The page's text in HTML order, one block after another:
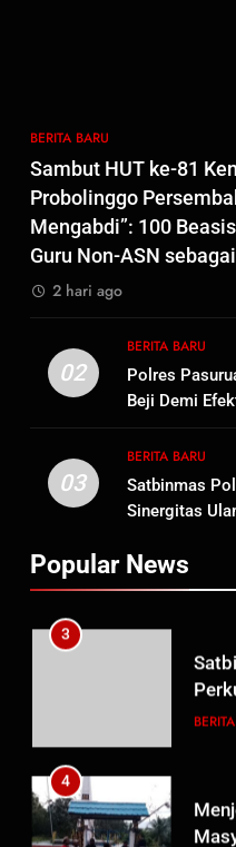
BERITA BARU
Sambut HUT ke-81
Probolinggo
Mengabdi”: 100
Guru Non-ASN
2 hari ago
02
BERITA BARU
Polres
Beji Demi
Penyidikan
03
BERITA BARU
Satbinmas
Sinergitas
Popular News
8
2
3
4